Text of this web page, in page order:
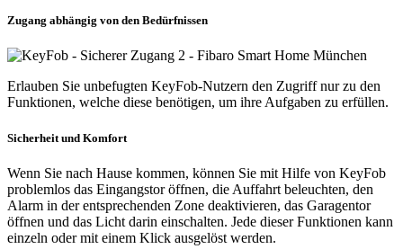
Zugang abhängig von den Bedürfnissen
Erlauben Sie unbefugten KeyFob-Nutzern den Zugriff nur zu den
Funktionen, welche diese benötigen, um ihre Aufgaben zu erfüllen.
Sicherheit und Komfort
Wenn Sie nach Hause kommen, können Sie mit Hilfe von KeyFob
problemlos das Eingangstor öffnen, die Auffahrt beleuchten, den
Alarm in der entsprechenden Zone deaktivieren, das Garagentor
öffnen und das Licht darin einschalten. Jede dieser Funktionen kann
einzeln oder mit einem Klick ausgelöst werden.